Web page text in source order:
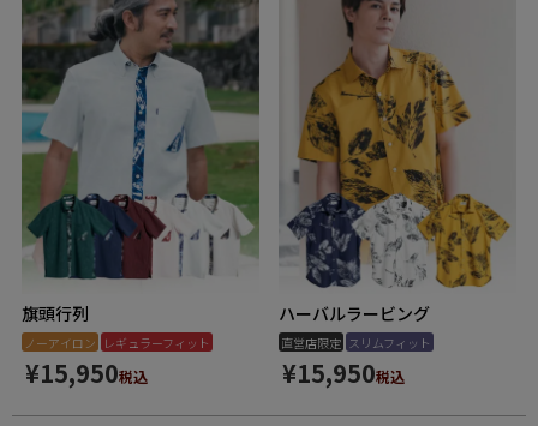
旗頭行列
ノーアイロン レギュラーフィット
¥15,950税込
ハーバルラービング
直営店限定 スリムフィット
¥15,950税込